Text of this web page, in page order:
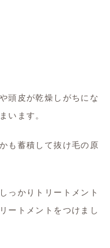
頭皮が乾燥しがちにな
います。
も蓄積して抜け毛の原
っかりトリートメント
ートメントをつけまし